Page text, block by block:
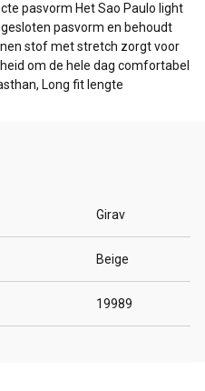
pasvorm Het Sao Paulo light
pasvorm en behoudt
stof met stretch zorgt voor
om de hele dag comfortabel
Long fit lengte
Girav
Beige
19989